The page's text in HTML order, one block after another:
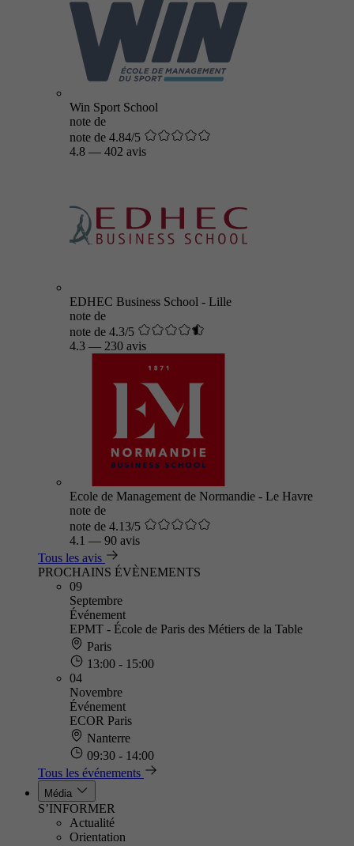
Win Sport School
note de
note de 4.84/5
4.8 — 402 avis
EDHEC Business School - Lille
note de
note de 4.3/5
4.3 — 230 avis
Ecole de Management de Normandie - Le Havre
note de
note de 4.13/5
4.1 — 90 avis
Tous les avis
PROCHAINS ÉVÈNEMENTS
09
Septembre
Événement
EPMT - École de Paris des Métiers de la Table
Paris
13:00 - 15:00
04
Novembre
Événement
ECOR Paris
Nanterre
09:30 - 14:00
Tous les événements
Média
S’INFORMER
Actualité
Orientation